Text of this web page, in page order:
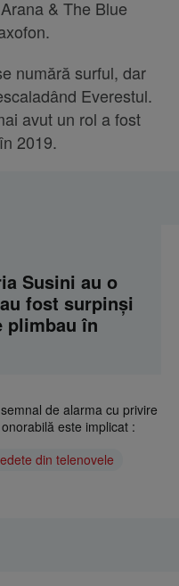
& The Blue
numără surful, dar
Everestul.
avut un rol a fost
2019.
Susini au o
fost surpinși
plimbau în
de alarma cu privire
este implicat :
din telenovele